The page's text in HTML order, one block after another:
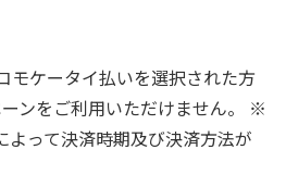
ケータイ払いを選択された方
ンをご利用いただけません。 ※
よって決済時期及び決済方法が